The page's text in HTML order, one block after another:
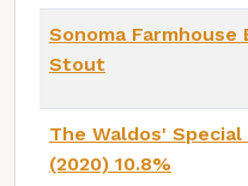
Sonoma Farmhouse
Stout
The Waldos' Special
(2020) 10.8%